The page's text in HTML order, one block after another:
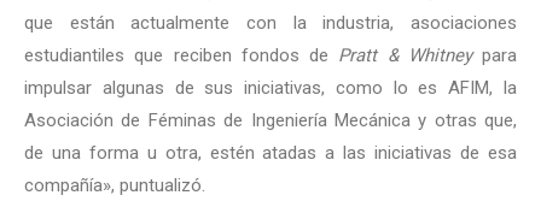
que están actualmente con la industria, asociaciones
estudiantiles que reciben fondos de Pratt & Whitneypara
impulsar algunas de sus iniciativas, como lo es AFIM, la
Asociación de Féminas de Ingeniería Mecánica y otras que,
de una forma u otra, estén atadas a las iniciativas de esa
compañía», puntualizó.